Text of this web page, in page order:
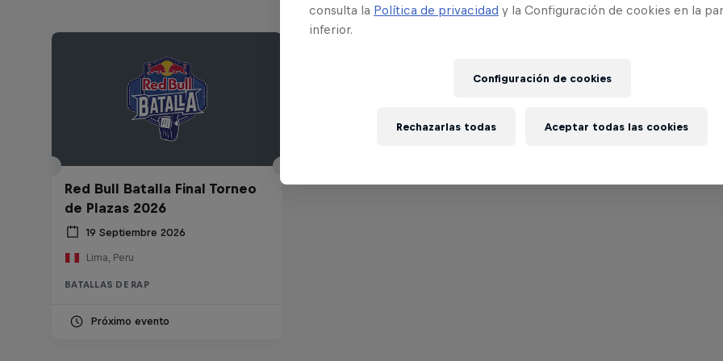
Red Bull Batalla Final Torneo
de Plazas 2026
19 Septiembre 2026
Lima, Peru
BATALLAS DE RAP
Próximo evento
consulta la Política de privacidad y la Configuración de cookies en la
inferior.
Configuración de cookies
Rechazarlas todas Aceptar todas las cookies